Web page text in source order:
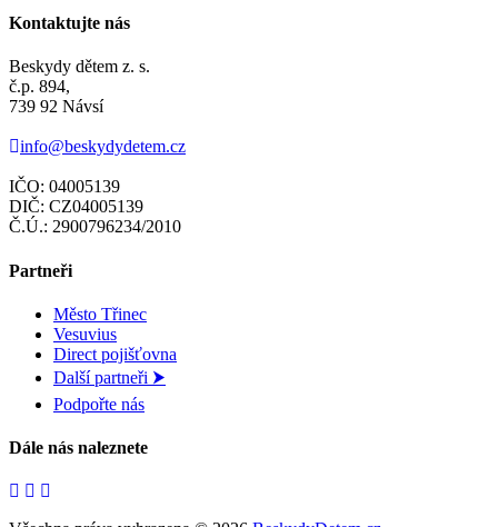
Kontaktujte nás
Beskydy dětem z. s.
č.p. 894,
739 92 Návsí
info@beskydydetem.cz
IČO: 04005139
DIČ: CZ04005139
Č.Ú.: 2900796234/2010
Partneři
Město Třinec
Vesuvius
Direct pojišťovna
Další partneři ⮞
Podpořte nás
Dále nás naleznete